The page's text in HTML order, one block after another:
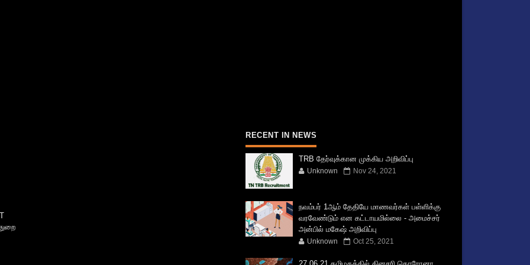
RECENT IN NEWS
TRB தேர்வுக்கான முக்கிய அறிவிப்பு
Unknown Nov 24, 2021
நவம்பர் 1ஆம் தேதியே மாணவர்கள் பள்ளிக்கு
வரவேண்டும் என கட்டாயமில்லை - அமைச்சர்
அன்பில் மகேஷ் அறிவிப்பு
Unknown Oct 25, 2021